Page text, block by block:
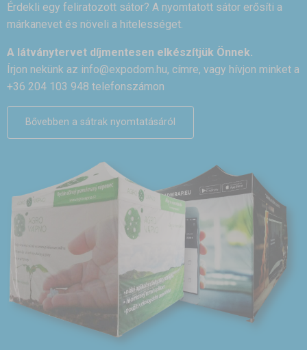
Érdekli egy feliratozott sátor? A nyomtatott sátor erősíti a
márkanevet és növeli a hitelességet.
A látványtervet díjmentesen elkészítjük Önnek.
Írjon nekünk az info@expodom.hu, címre, vagy hívjon minket a
+36 204 103 948 telefonszámon
Bővebben a sátrak nyomtatásáról